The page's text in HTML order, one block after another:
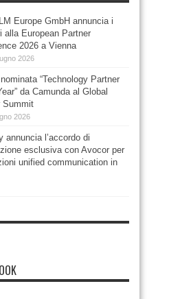
Europe GmbH annuncia i
alla European Partner
2026 a Vienna
2026
“Technology Partner
da Camunda al Global
Summit
2026
annuncia l’accordo di
esclusiva con Avocor per
unified communication in